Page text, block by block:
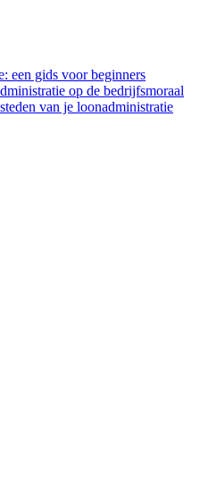
een gids voor beginners
op de bedrijfsmoraal
van je loonadministratie